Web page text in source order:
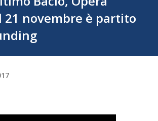
21 novembre è partito